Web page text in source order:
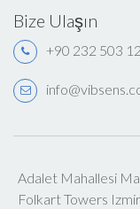
Bize Ulaşın
+90 232 503
Adalet Mahallesi
Folkart Towers